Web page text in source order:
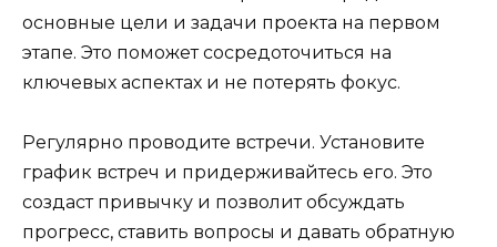
основные цели и задачи проекта на первом
этапе. Это поможет сосредоточиться на
ключевых аспектах и не потерять фокус.
Регулярно проводите встречи. Установите
график встреч и придерживайтесь его. Это
создаст привычку и позволит обсуждать
прогресс, ставить вопросы и давать обратную